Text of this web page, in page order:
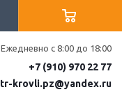
Ежедневно с 8:00 до 18:00
+7 (910) 970 22 77
krovli.pz@yandex.ru